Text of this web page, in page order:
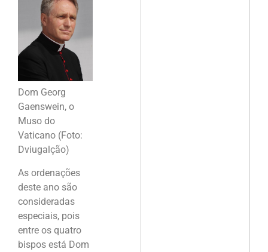
Dom Georg
Gaenswein, o
Muso do
Vaticano (Foto:
Dviugalção)
As ordenações
deste ano são
consideradas
especiais, pois
entre os quatro
bispos está Dom